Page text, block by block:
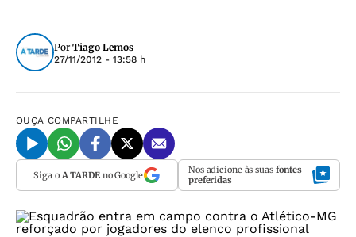
Por Tiago Lemos
27/11/2012 - 13:58 h
OUÇA COMPARTILHE
Siga o A TARDEno Google Nos adicione às suas fontes
preferidas